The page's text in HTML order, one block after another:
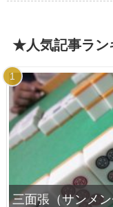
★人気記事ラ
三面張（サンメ